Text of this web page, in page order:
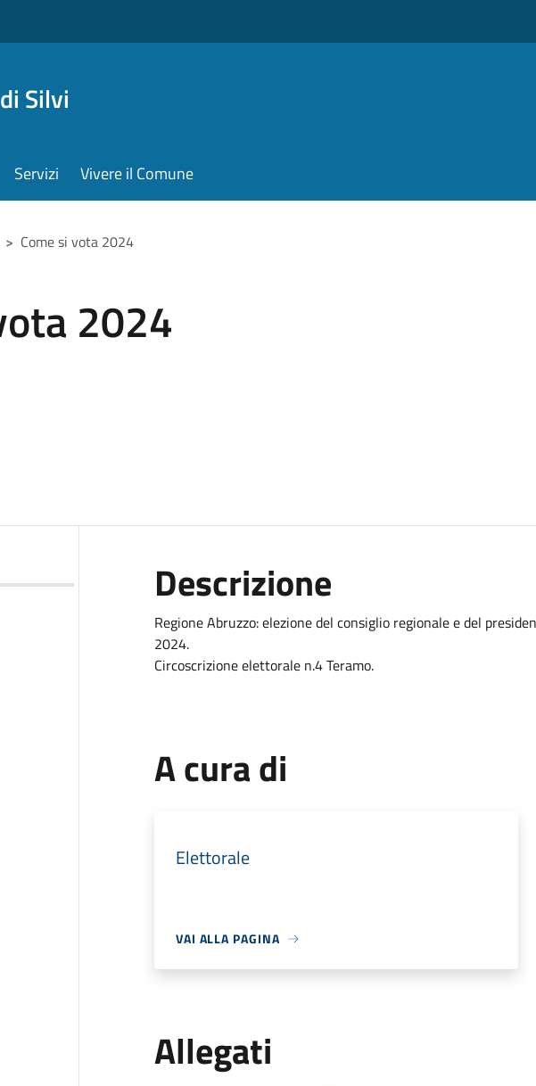
Silvi
Servizi Vivere il Comune
> Come si vota 2024
2024
Descrizione
Regione Abruzzo: elezione del consiglio regionale e del
2024.
Circoscrizione elettorale n.4 Teramo.
A cura di
Elettorale
VAI ALLA PAGINA
Allegati